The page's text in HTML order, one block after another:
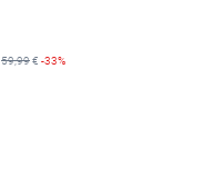
59,99€ -33%